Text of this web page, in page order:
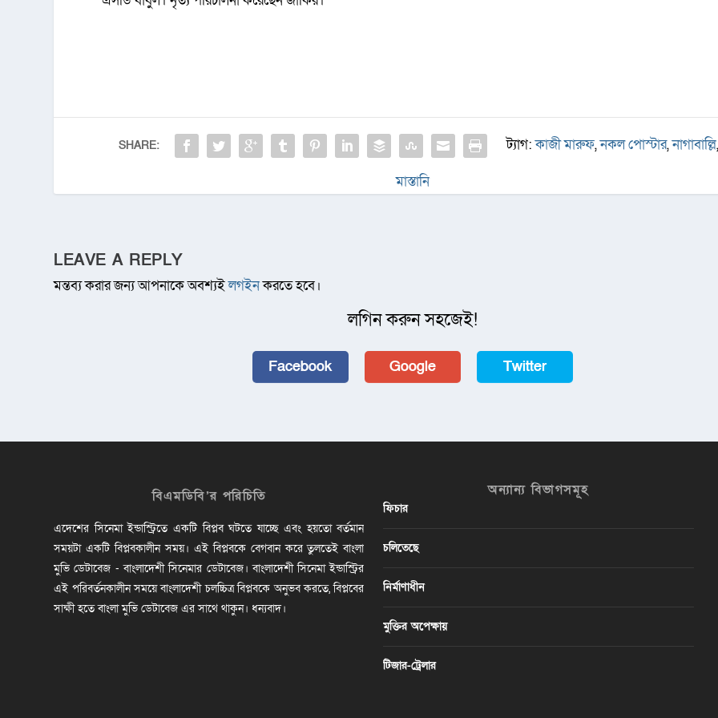
SHARE: ট্যাগ:কাজী মারুফ,নকল পোস্টার,নাগাবাল্লি,
মাস্তানি
LEAVE A REPLY
মন্তব্য করার জন্য আপনাকে অবশ্যইলগইনকরতে হবে।
লগিন করুন সহজেই!
Facebook Google Twitter
বিএমডিবি’র পরিচিতি
এদেশের সিনেমা ইন্ডাস্ট্রিতে একটি বিপ্লব ঘটতে যাচ্ছে এবং হয়তো বর্তমান
সময়টা একটি বিপ্লবকালীন সময়। এই বিপ্লবকে বেগবান করে তুলতেই বাংলা
মুভি ডেটাবেজ - বাংলাদেশী সিনেমার ডেটাবেজ। বাংলাদেশী সিনেমা ইন্ডাস্ট্রির
এই পরিবর্তনকালীন সময়ে বাংলাদেশী চলচ্চিত্র বিপ্লবকে অনুভব করতে, বিপ্লবের
সাক্ষী হতে বাংলা মুভি ডেটাবেজ এর সাথে থাকুন। ধন্যবাদ।
অন্যান্য বিভাগসমূহ
ফিচার
চলিতেছে
নির্মাণাধীন
মুক্তির অপেক্ষায়
টিজার-ট্রেলার